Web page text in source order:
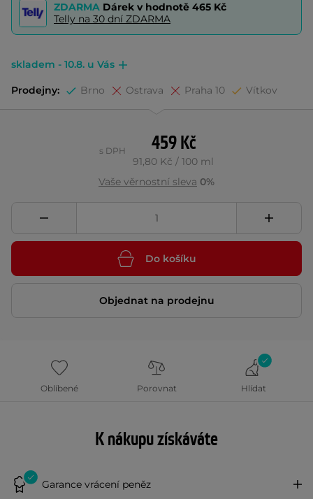
ZDARMA Dárek v hodnotě 465 Kč
Telly na 30 dní ZDARMA
skladem - 10.8. u Vás
Prodejny: Brno Ostrava Praha 10 Vítkov
459 Kč
91,80 Kč / 100 ml
s DPH
Vaše věrnostní sleva 0%
Do košíku
Objednat na prodejnu
Oblíbené Porovnat Hlídat
K nákupu získáváte
Garance vrácení peněz